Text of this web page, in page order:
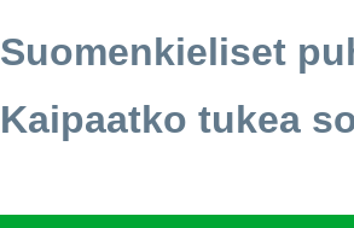
Suomenkieliset
Kaipaatko tukea